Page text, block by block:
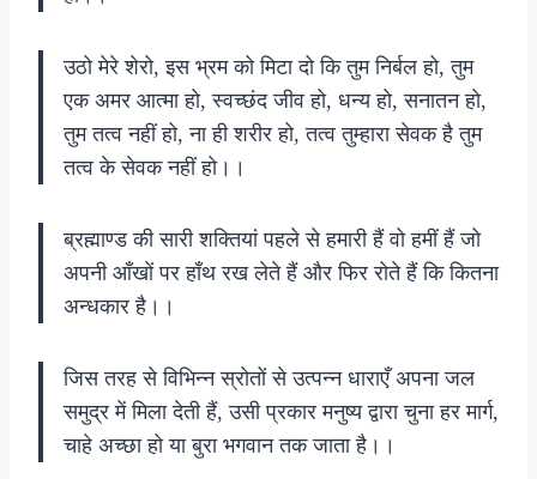
उठो मेरे शेरो, इस भ्रम को मिटा दो कि तुम निर्बल हो, तुम
एक अमर आत्मा हो, स्वच्छंद जीव हो, धन्य हो, सनातन हो,
तुम तत्व नहीं हो, ना ही शरीर हो, तत्व तुम्हारा सेवक है तुम
तत्व के सेवक नहीं हो।।
ब्रह्माण्ड की सारी शक्तियां पहले से हमारी हैं वो हमीं हैं जो
अपनी आँखों पर हाँथ रख लेते हैं और फिर रोते हैं कि कितना
अन्धकार है।।
जिस तरह से विभिन्न स्रोतों से उत्पन्न धाराएँ अपना जल
समुद्र में मिला देती हैं, उसी प्रकार मनुष्य द्वारा चुना हर मार्ग,
चाहे अच्छा हो या बुरा भगवान तक जाता है।।